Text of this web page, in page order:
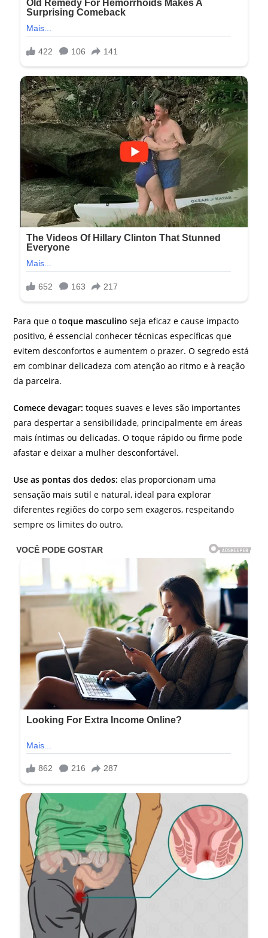
Para que otoque masculino seja eficaz e cause impacto
positivo, é essencial conhecer técnicas específicas que
evitem desconfortos e aumentem o prazer. O segredo está
em combinar delicadeza com atenção ao ritmo e à reação
da parceira.
Comece devagar: toques suaves e leves são importantes
para despertar a sensibilidade, principalmente em áreas
mais íntimas ou delicadas. O toque rápido ou firme pode
afastar e deixar a mulher desconfortável.
Use as pontas dos dedos: elas proporcionam uma
sensação mais sutil e natural, ideal para explorar
diferentes regiões do corpo sem exageros, respeitando
sempre os limites do outro.